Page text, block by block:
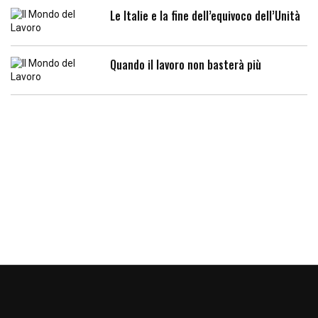
Le Italie e la fine dell’equivoco dell’Unità
Quando il lavoro non basterà più